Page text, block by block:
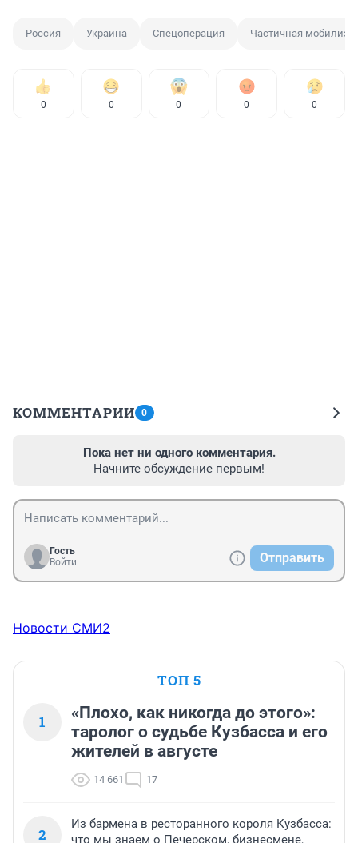
Россия Украина Спецоперация Частичная
0 0 0 0 0
КОММЕНТАРИИ 0
Пока нет ни одного комментария.
Начните обсуждение первым!
Гость
Войти
Отправить
Новости СМИ2
ТОП 5
1
«Плохо, как никогда до этого»:
таролог о судьбе Кузбасса и его
жителей в августе
14 661 17
2
Из бармена в ресторанного короля Кузбасса:
что мы знаем о Печерском, бизнесмене,